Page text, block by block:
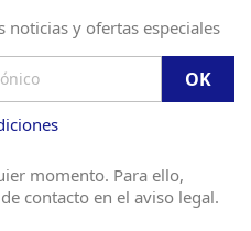
y ofertas especiales
momento. Para ello,
contacto en el aviso legal.